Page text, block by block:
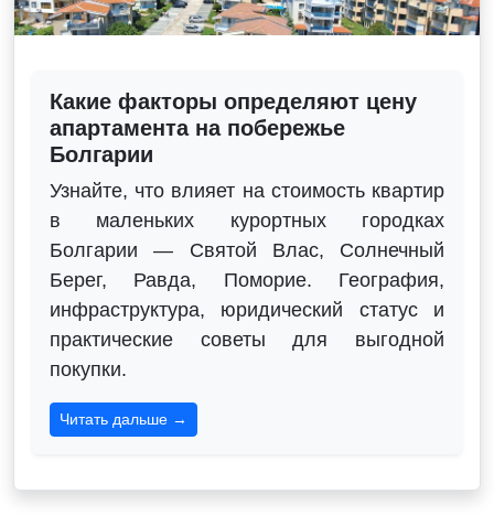
Какие факторы определяют цену
апартамента на побережье
Болгарии
Узнайте, что влияет на стоимость квартир
в маленьких курортных городках
Болгарии — Святой Влас, Солнечный
Берег, Равда, Поморие. География,
инфраструктура, юридический статус и
практические советы для выгодной
покупки.
Читать дальше →